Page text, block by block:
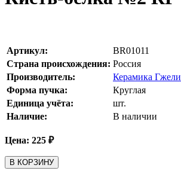
Артикул:
BR01011
Страна происхождения: Россия
Производитель:
Керамика Гжели
Форма пучка:
Круглая
Единица учёта:
шт.
Наличие:
В наличии
Цена: 225 ₽
В КОРЗИНУ